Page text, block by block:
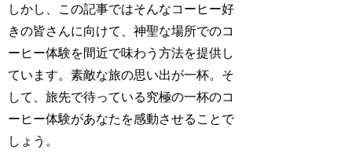
しかし、この記事ではそんなコーヒー好
きの皆さんに向けて、神聖な場所でのコ
ーヒー体験を間近で味わう方法を提供し
ています。素敵な旅の思い出が一杯。そ
して、旅先で待っている究極の一杯のコ
ーヒー体験があなたを感動させることで
しょう。